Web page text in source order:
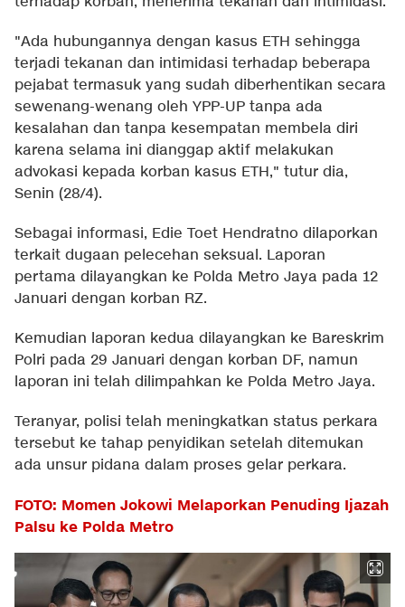
"Ada hubungannya dengan kasus ETH sehingga
terjadi tekanan dan intimidasi terhadap beberapa
pejabat termasuk yang sudah diberhentikan secara
sewenang-wenang oleh YPP-UP tanpa ada
kesalahan dan tanpa kesempatan membela diri
karena selama ini dianggap aktif melakukan
advokasi kepada korban kasus ETH," tutur dia,
Senin (28/4).
Sebagai informasi, Edie Toet Hendratno dilaporkan
terkait dugaan pelecehan seksual. Laporan
pertama dilayangkan ke Polda Metro Jaya pada 12
Januari dengan korban RZ.
Kemudian laporan kedua dilayangkan ke Bareskrim
Polri pada 29 Januari dengan korban DF, namun
laporan ini telah dilimpahkan ke Polda Metro Jaya.
Teranyar, polisi telah meningkatkan status perkara
tersebut ke tahap penyidikan setelah ditemukan
ada unsur pidana dalam proses gelar perkara.
FOTO: Momen Jokowi Melaporkan Penuding Ijazah
Palsu ke Polda Metro